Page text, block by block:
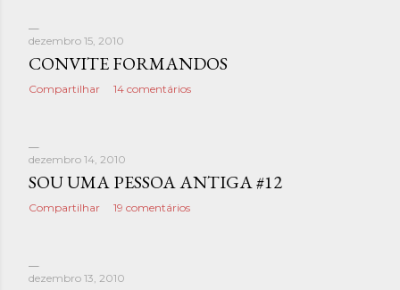
dezembro 15, 2010
CONVITE FORMANDOS
Compartilhar 14 comentários
dezembro 14, 2010
SOU UMA PESSOA ANTIGA #12
Compartilhar 19 comentários
dezembro 13, 2010